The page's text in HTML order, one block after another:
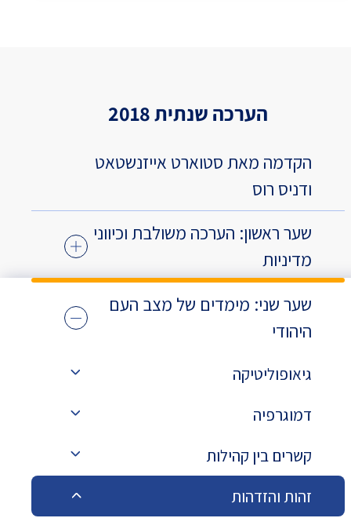
הערכה שנתית 2018
הקדמה מאת סטוארט אייזנשטאט
ודניס רוס
שער ראשון: הערכה משולבת וכיווני
מדיניות
שער שני: מימדים של מצב העם
היהודי
גיאופוליטיקה
דמוגרפיה
קשרים בין קהילות
זהות והזדהות